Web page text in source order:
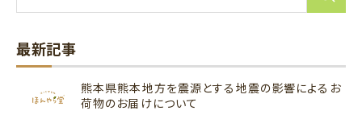
最新記事
熊本県熊本地方を震源とする地震の影響によるお
荷物のお届けについて